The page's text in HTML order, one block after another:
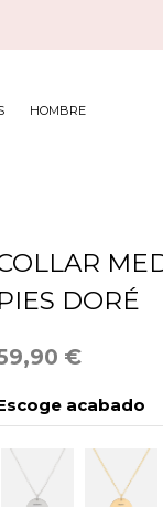
HOMBRE
DORÉ
€
acabado